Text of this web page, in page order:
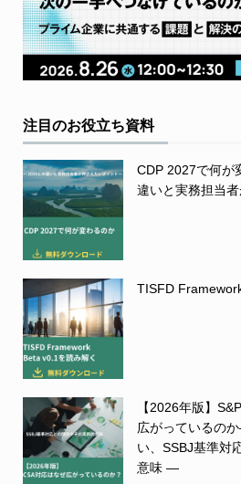
注目のお役立ち資料
CDP 2027で何
違いと実務担当
TISFD
【2026年版】
広がっているの
い、SSBJ基準対
意味 ―